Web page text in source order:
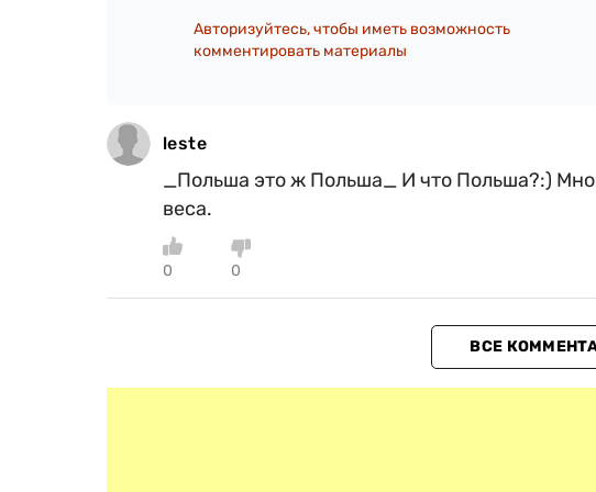
Авторизуйтесь, чтобы иметь возможность
комментировать материалы
leste
_Польша это ж Польша_ И что Польша?:)
веса.
0 0
ВСЕ